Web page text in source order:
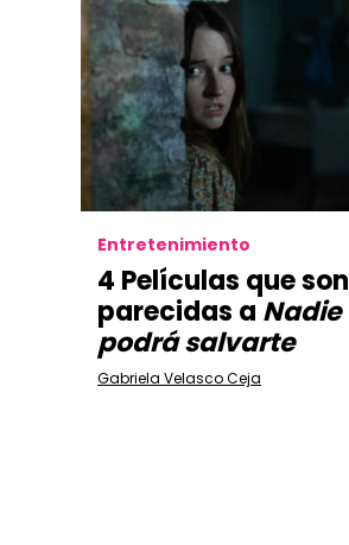
Entretenimiento
4 Películas que son
parecidas a Nadie
podrá salvarte
Gabriela Velasco Ceja